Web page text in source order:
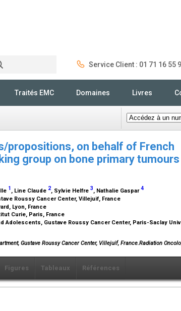
Service Client : 01 71 16 55
Traités EMC Domaines Livres
propositions, on behalf of French
group on bone primary tumours
1 , Line Claude 2, Sylvie Helfre 3, Nathalie Gaspar4
Roussy Cancer Center, Villejuif, France
Lyon, France
Curie, Paris, France
Adolescents, Gustave Roussy Cancer Center, Paris-Saclay
Gustave Roussy Cancer Center, Villejuif, France.Radiation
Figures Tableaux Références